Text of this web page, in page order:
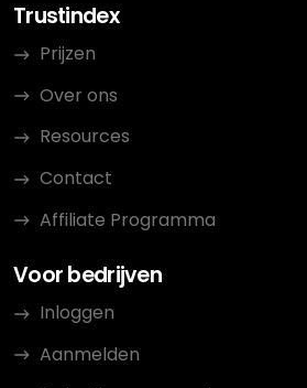
Trustindex
Prijzen
Over ons
Resources
Contact
Affiliate Programma
Voor bedrijven
Inloggen
Aanmelden